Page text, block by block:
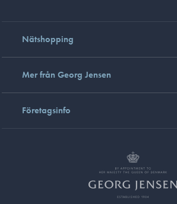
Nätshopping
Mer från Georg Jensen
Företagsinfo